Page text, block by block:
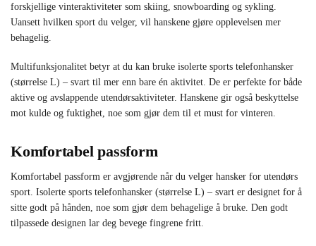
forskjellige vinteraktiviteter som skiing, snowboarding og sykling.
Uansett hvilken sport du velger, vil hanskene gjøre opplevelsen mer
behagelig.
Multifunksjonalitet betyr at du kan bruke isolerte sports telefonhansker
(størrelse L) – svart til mer enn bare én aktivitet. De er perfekte for både
aktive og avslappende utendørsaktiviteter. Hanskene gir også beskyttelse
mot kulde og fuktighet, noe som gjør dem til et must for vinteren.
Komfortabel passform
Komfortabel passform er avgjørende når du velger hansker for utendørs
sport. Isolerte sports telefonhansker (størrelse L) – svart er designet for å
sitte godt på hånden, noe som gjør dem behagelige å bruke. Den godt
tilpassede designen lar deg bevege fingrene fritt.